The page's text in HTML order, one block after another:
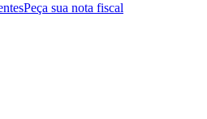
Peça sua nota fiscal